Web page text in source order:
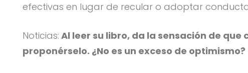
efectivas en lugar de recular o adoptar
Noticias: Al leer su libro, da la sensación de
proponérselo. ¿No es un exceso de optimismo?